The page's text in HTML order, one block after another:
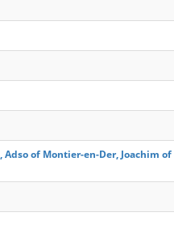
of Montier-en-Der, Joachim of